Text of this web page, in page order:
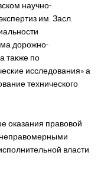
научно-
им. Засл.
дорожно-
также по
исследования» а
технического
оказания правовой
власти